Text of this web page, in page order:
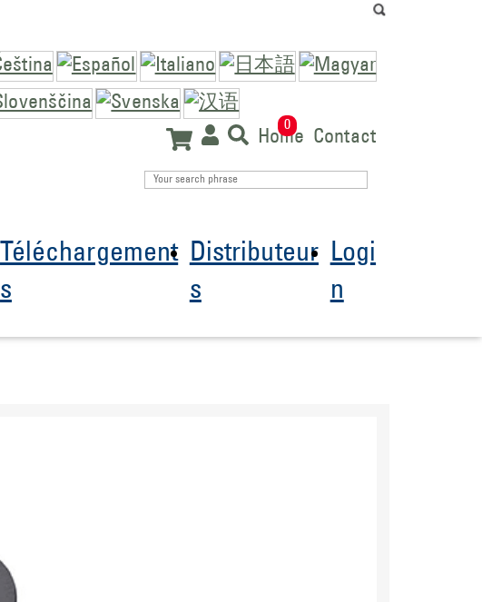
0
Home Contact
Téléchargement
s
Distributeur
s
Logi
n